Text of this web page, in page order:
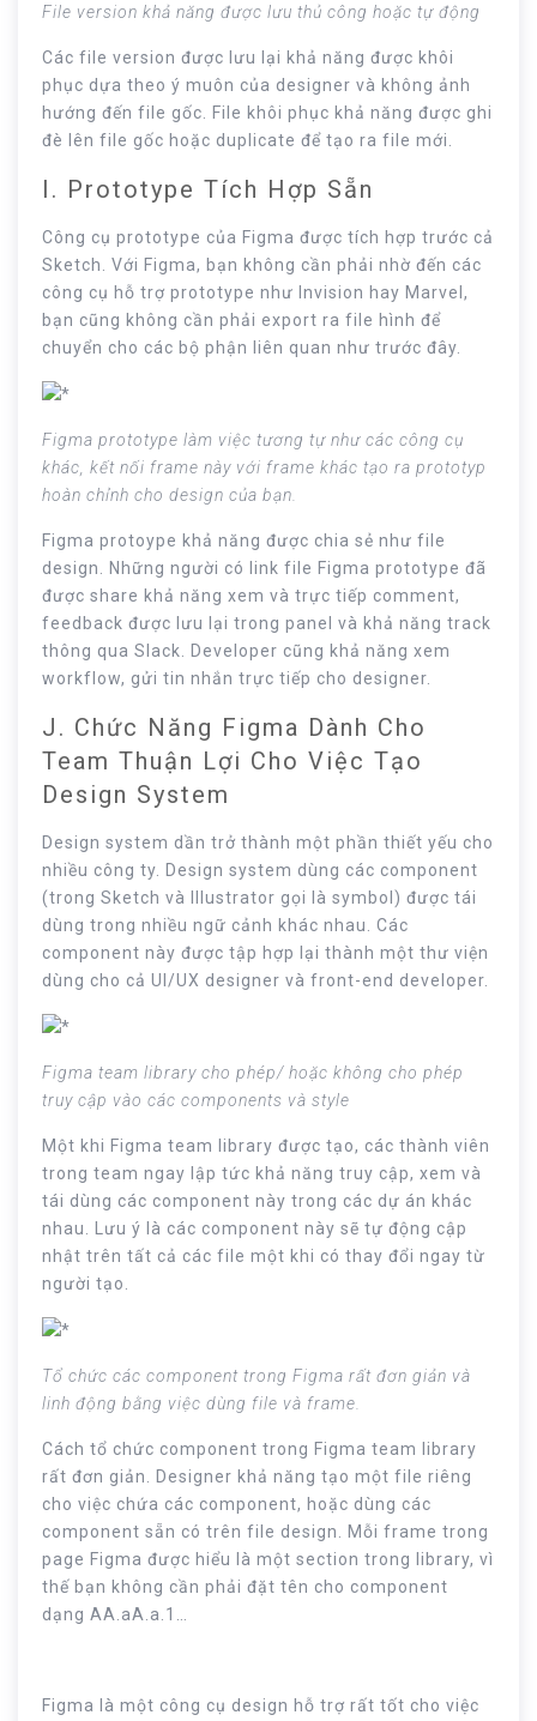
File version khả năng được lưu thủ công hoặc tự động
Các file version được lưu lại khả năng được khôi
phục dựa theo ý muôn của designer và không ảnh
hướng đến file gốc. File khôi phục khả năng được ghi
đè lên file gốc hoặc duplicate để tạo ra file mới.
I. Prototype Tích Hợp Sẵn
Công cụ prototype của Figma được tích hợp trước cả
Sketch. Với Figma, bạn không cần phải nhờ đến các
công cụ hỗ trợ prototype như Invision hay Marvel,
bạn cũng không cần phải export ra file hình để
chuyển cho các bộ phận liên quan như trước đây.
Figma prototype làm việc tương tự như các công cụ
khác, kết nối frame này với frame khác tạo ra prototyp
hoàn chỉnh cho design của bạn.
Figma protoype khả năng được chia sẻ như file
design. Những người có link file Figma prototype đã
được share khả năng xem và trực tiếp comment,
feedback được lưu lại trong panel và khả năng track
thông qua Slack. Developer cũng khả năng xem
workflow, gửi tin nhắn trực tiếp cho designer.
J. Chức Năng Figma Dành Cho
Team Thuận Lợi Cho Việc Tạo
Design System
Design system dần trở thành một phần thiết yếu cho
nhiều công ty. Design system dùng các component
(trong Sketch và Illustrator gọi là symbol) được tái
dùng trong nhiều ngữ cảnh khác nhau. Các
component này được tập hợp lại thành một thư viện
dùng cho cả UI/UX designer và front-end developer.
Figma team library cho phép/ hoặc không cho phép
truy cập vào các components và style
Một khi Figma team library được tạo, các thành viên
trong team ngay lập tức khả năng truy cập, xem và
tái dùng các component này trong các dự án khác
nhau. Lưu ý là các component này sẽ tự động cập
nhật trên tất cả các file một khi có thay đổi ngay từ
người tạo.
Tổ chức các component trong Figma rất đơn giản và
linh động bằng việc dùng file và frame.
Cách tổ chức component trong Figma team library
rất đơn giản. Designer khả năng tạo một file riêng
cho việc chứa các component, hoặc dùng các
component sẵn có trên file design. Mỗi frame trong
page Figma được hiểu là một section trong library, vì
thế bạn không cần phải đặt tên cho component
dạng AA.aA.a.1…
Figma là một công cụ design hỗ trợ rất tốt cho việc